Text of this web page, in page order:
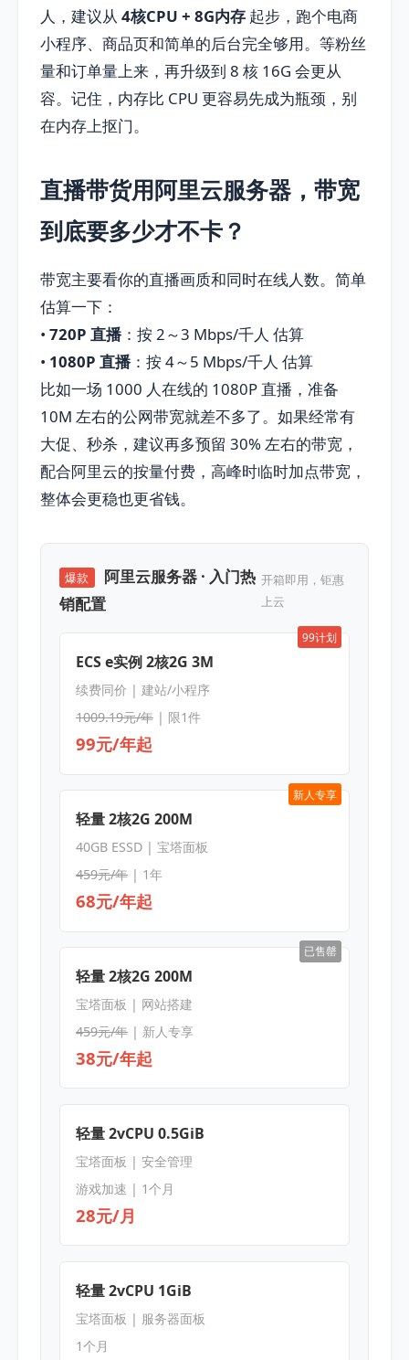
人，建议从 4核CPU + 8G内存 起步，跑个电商
小程序、商品页和简单的后台完全够用。等粉丝
量和订单量上来，再升级到 8 核 16G 会更从
容。记住，内存比 CPU 更容易先成为瓶颈，别
在内存上抠门。
直播带货用阿里云服务器，带宽
到底要多少才不卡？
带宽主要看你的直播画质和同时在线人数。简单
估算一下：
• 720P 直播：按 2～3 Mbps/千人 估算
• 1080P 直播：按 4～5 Mbps/千人 估算
比如一场 1000 人在线的 1080P 直播，准备
10M 左右的公网带宽就差不多了。如果经常有
大促、秒杀，建议再多预留 30% 左右的带宽，
配合阿里云的按量付费，高峰时临时加点带宽，
整体会更稳也更省钱。
爆款
阿里云服务器 · 入门热
销配置
开箱即用，钜惠
上云
99计划
ECS e实例 2核2G 3M
续费同价 | 建站/小程序
1009.19元/年| 限1件
99元/年起
新人专享
轻量 2核2G 200M
40GB ESSD | 宝塔面板
459元/年| 1年
68元/年起
已售罄
轻量 2核2G 200M
宝塔面板 | 网站搭建
459元/年| 新人专享
38元/年起
轻量 2vCPU 0.5GiB
宝塔面板 | 安全管理
游戏加速 | 1个月
28元/月
轻量 2vCPU 1GiB
宝塔面板 | 服务器面板
1个月